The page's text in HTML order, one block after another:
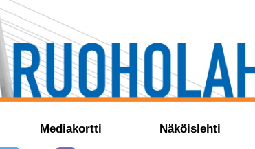
Mediakortti Näköislehti